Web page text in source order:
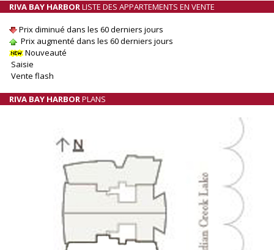
RIVA BAY HARBORLISTE DES APPARTEMENTS EN VENTE
Prix diminué dans les 60 derniers jours
Prix augmenté dans les 60 derniers jours
Nouveauté
Saisie
Vente flash
RIVA BAY HARBORPLANS